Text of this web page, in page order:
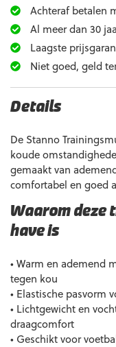
Achteraf betalen
Al meer dan 30
Laagste
Niet goed, geld
Details
De Stanno
koude
gemaakt van
comfortabel en goed
Waarom deze
have is
• Warm en ademend
tegen kou
• Elastische pasvorm
• Lichtgewicht en
draagcomfort
• Geschikt voor